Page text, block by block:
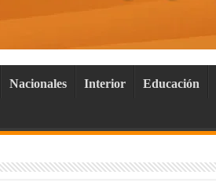
Nacionales Interior Educación